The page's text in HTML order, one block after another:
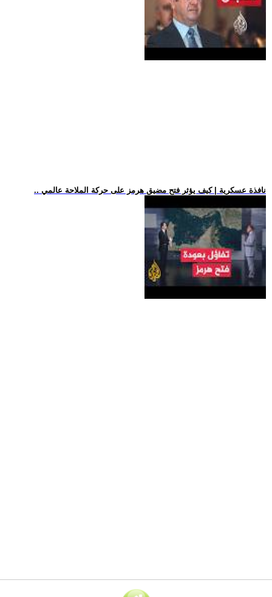
.. نافذة عسكرية | كيف يؤثر فتح مضيق هرمز على حركة الملاحة عالمي